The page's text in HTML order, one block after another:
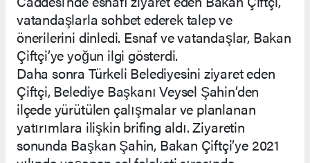
vatandaşlarla sohbet ederek talep ve
önerilerini dinledi. Esnaf ve vatandaşlar, Bakan
Çiftçi’ye yoğun ilgi gösterdi.
Daha sonra Türkeli Belediyesini ziyaret eden
Çiftçi, Belediye Başkanı Veysel Şahin’den
ilçede yürütülen çalışmalar ve planlanan
yatırımlara ilişkin brifing aldı. Ziyaretin
sonunda Başkan Şahin, Bakan Çiftçi’ye 2021